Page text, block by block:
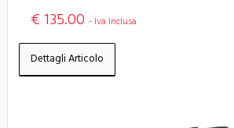
€ 135.00 - Iva Inclusa
Dettagli Articolo